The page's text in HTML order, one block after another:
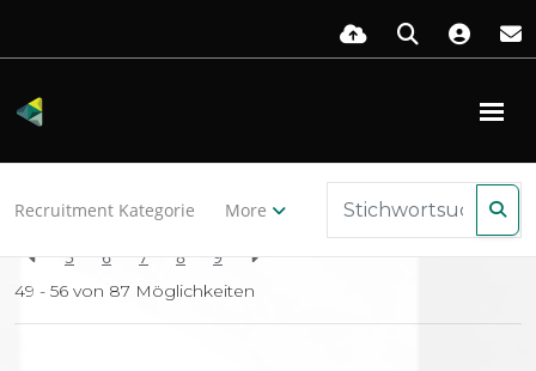
Recruitment Kategorie More
5 6 7 8 9
49 - 56 von 87 Möglichkeiten